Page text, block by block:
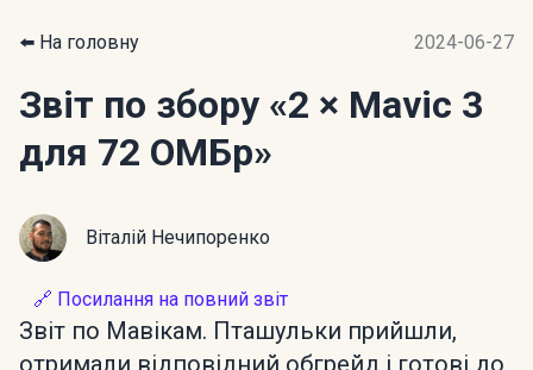
⬅️ На головну 2024-06-27
Звіт по збору «2 × Mavic 3
для 72 ОМБр»
Віталій Нечипоренко
🔗 Посилання на повний звіт
Звіт по Мавікам. Пташульки прийшли,
отримали відповідний обгрейд і готові до